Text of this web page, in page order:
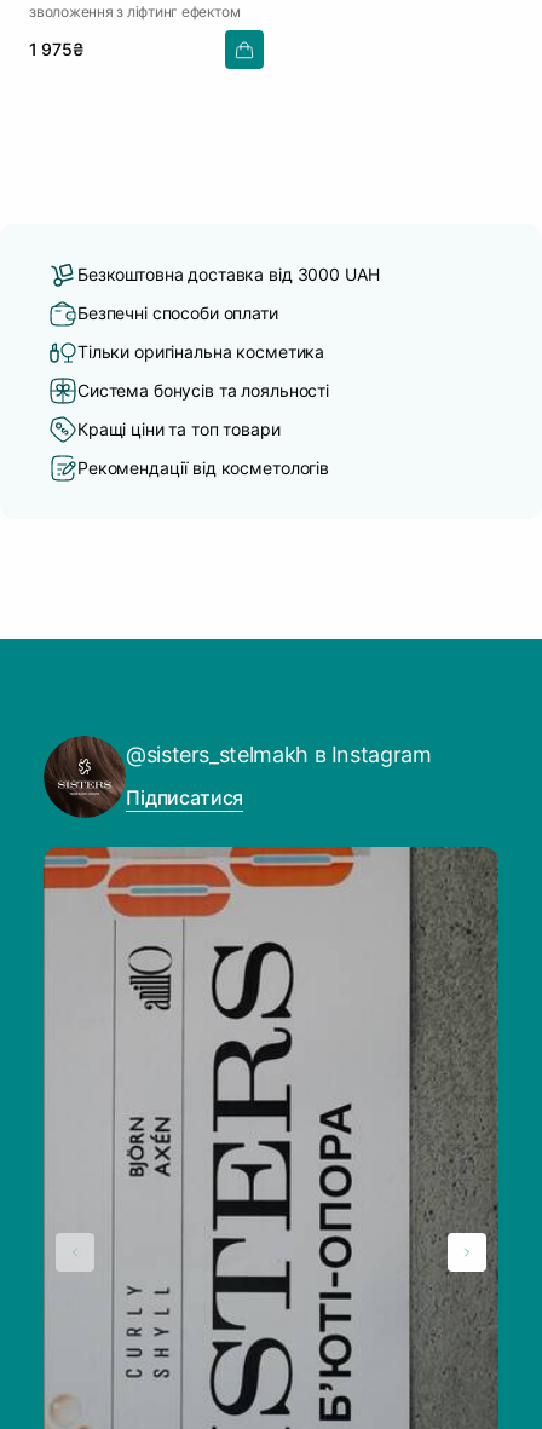
зволоження з ліфтинг ефектом
1 975₴
Безкоштовна доставка від 3000 UAH
Безпечні способи оплати
Тільки оригінальна косметика
Система бонусів та лояльності
Кращі ціни та топ товари
Рекомендації від косметологів
@sisters_stelmakh в Instagram
Підписатися